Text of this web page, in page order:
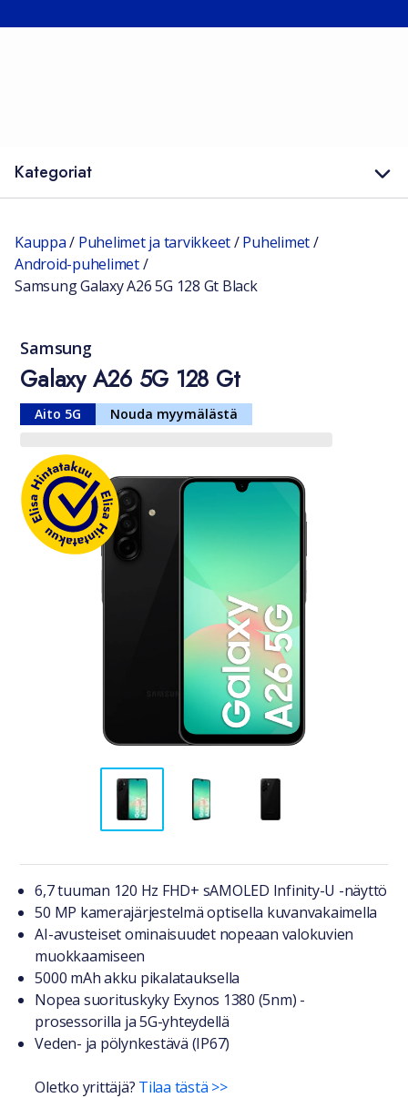
Kategoriat
Kauppa/ Puhelimet ja tarvikkeet/Puhelimet/
Android-puhelimet/
Samsung Galaxy A26 5G 128 Gt Black
Samsung
Galaxy A26 5G 128 Gt
Aito 5G Nouda myymälästä
Tuotteesta lyhyesti
6,7 tuuman 120 Hz FHD+ sAMOLED Infinity-U -näyttö
50 MP kamerajärjestelmä optisella kuvanvakaimella
AI-avusteiset ominaisuudet nopeaan valokuvien
muokkaamiseen
5000 mAh akku pikalatauksella
Nopea suorituskyky Exynos 1380 (5nm) -
prosessorilla ja 5G-yhteydellä
Veden- ja pölynkestävä (IP67)
Oletko yrittäjä? Tilaa tästä >>